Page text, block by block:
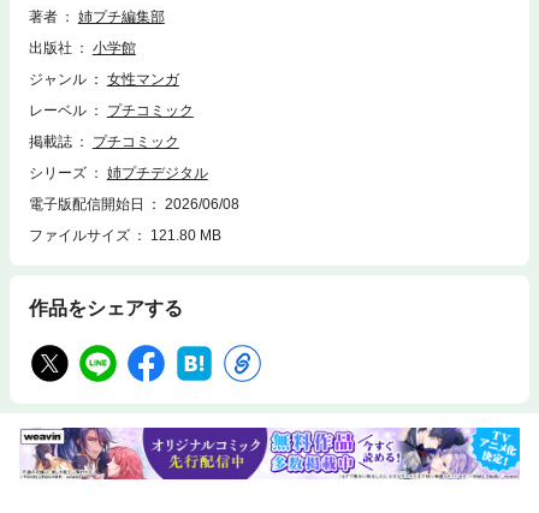
編』市原ゆうき ・『レス－ヘタくそなのはお互いさまです。－』深海
ぬい活OL、神さまに溺愛される～』清水まみ 【最終回】 ・『空の音色』
水沢めぐみ ・『シノダは甘えることにした。 特別編』平野夜子 ・【デジ
（プライベートアクトレス）』赤石路代 次号、「姉プチデジタル」8月号
は7月8日頃配信予定です！ ※「姉プチ」デジタル版では、紙版と一部内容
が異なる場合があります。ご了承くださいませ。
著者
姉プチ編集部
出版社
小学館
ジャンル
女性マンガ
レーベル
プチコミック
掲載誌
プチコミック
シリーズ
姉プチデジタル
電子版配信開始日
2026/06/08
ファイルサイズ
121.80 MB
作品をシェアする